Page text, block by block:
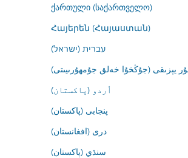
ქართული (საქართველო)
Հայերեն (Հայաստան)
עברית (ישראל)
يېزىقى (جۇڭخۇا خەلق جۇمھۇرىيىتى)
اُردو (پاکستان)
پنجابی (پاکستان)
درى (افغانستان)
سنڌي (پاکستان)